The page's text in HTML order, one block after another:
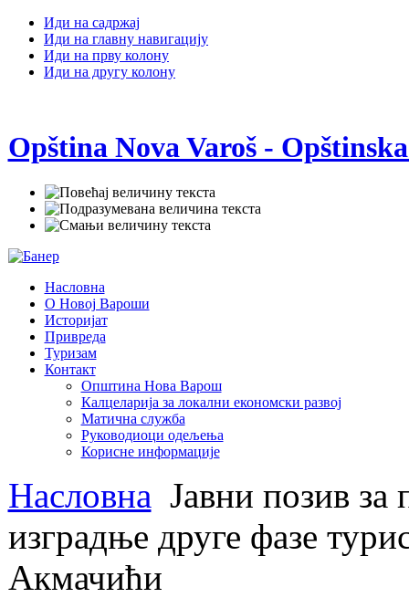
Иди на садржај
Иди на главну навигацију
Иди на прву колону
Иди на другу колону
Opština Nova Varoš -
Насловна
О Новој Вароши
Историјат
Привреда
Туризам
Контакт
Општина Нова Варош
Калцеларија за локални економски развој
Матична служба
Руководиоци одељења
Корисне информације
Насловна Јавни позив за
изградње друге фазе
Акмачићи